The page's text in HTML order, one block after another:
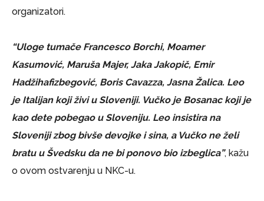
organizatori.
“Uloge tumače Francesco Borchi, Moamer
Kasumović, Maruša Majer, Jaka Jakopič, Emir
Hadžihafizbegović, Boris Cavazza, Jasna Žalica. Leo
je Italijan koji živi u Sloveniji. Vučko je Bosanac koji je
kao dete pobegao u Sloveniju. Leo insistira na
Sloveniji zbog bivše devojke i sina, a Vučko ne želi
bratu u Švedsku da ne bi ponovo bio izbeglica”, kažu
o ovom ostvarenju u NKC-u.